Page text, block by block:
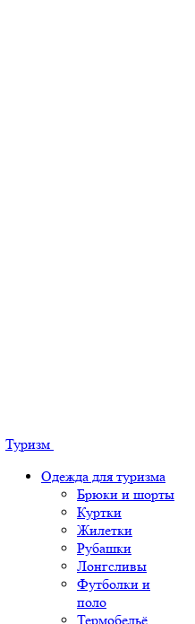
Туризм
Одежда для туризма
Брюки и шорты
Куртки
Жилетки
Рубашки
Лонгсливы
Футболки и
поло
Термобельё